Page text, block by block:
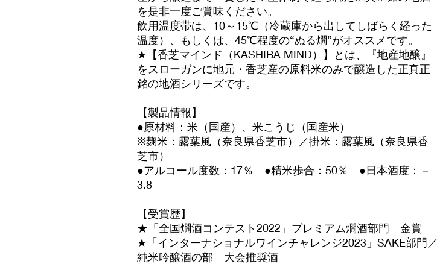
を是非一度ご賞味ください。
飲用温度帯は、10～15℃（冷蔵庫から出してしばらく経った
温度）、もしくは、45℃程度の“ぬる燗”がオススメです。
★【香芝マインド（KASHIBA MIND）】とは、『地産地醸』
をスローガンに地元・香芝産の原料米のみで醸造した正真正
銘の地酒シリーズです。
【製品情報】
●原材料：米（国産）、米こうじ（国産米）
※麹米：露葉風（奈良県香芝市）／掛米：露葉風（奈良県香
芝市）
●アルコール度数：17％ ●精米歩合：50％ ●日本酒度：－
3.8
【受賞歴】
★「全国燗酒コンテスト2022」プレミアム燗酒部門 金賞
★「インターナショナルワインチャレンジ2023」SAKE部門／
純米吟醸酒の部 大会推奨酒